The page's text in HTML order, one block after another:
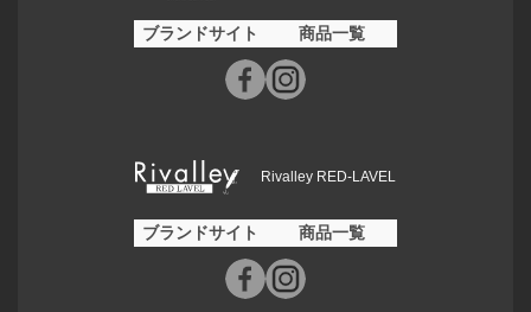
ブランドサイト 商品一覧
Rivalley RED-LAVEL
ブランドサイト 商品一覧